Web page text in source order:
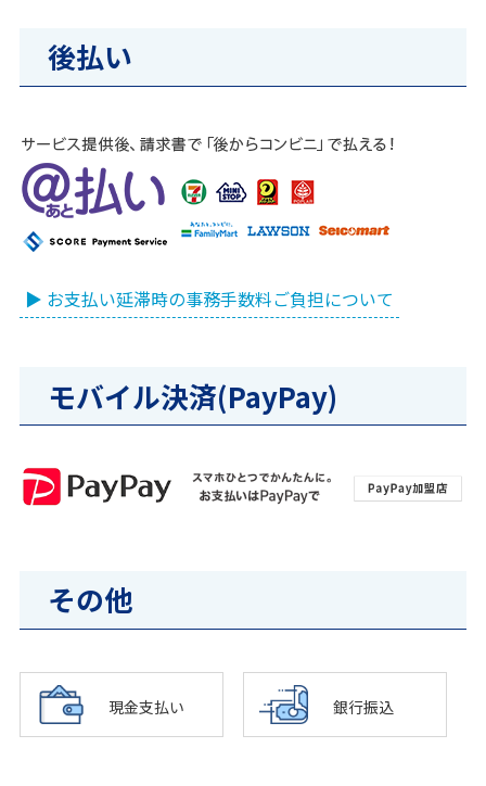
後払い
▶ お支払い延滞時の事務手数料ご負担について
モバイル決済(PayPay)
その他
現金支払い 銀行振込